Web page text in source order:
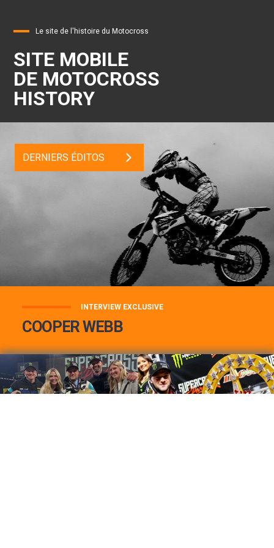
Le site de l'histoire du Motocross
SITE MOBILE
DE MOTOCROSS
HISTORY
DERNIERS ÉDITOS
INTERVIEW EXCLUSIVE
COOPER WEBB